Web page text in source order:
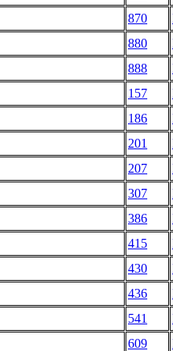
870
880
888
157
186
201
207
307
386
415
430
436
541
609